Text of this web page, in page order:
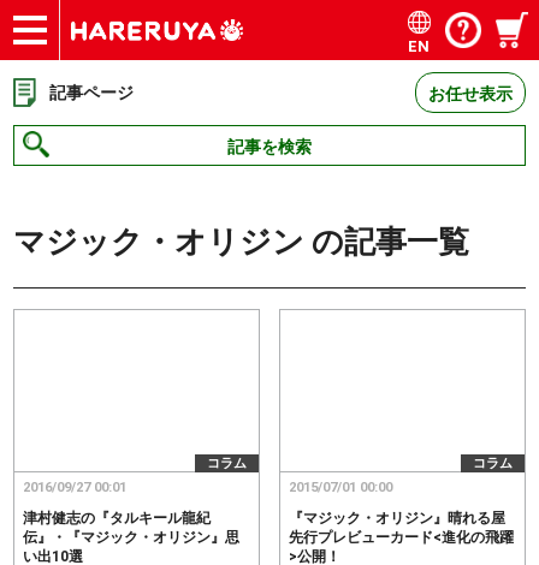
ショップ
買取
記事
デッキ検索
デッキ構築
選手一覧
店舗一覧
イベント
お問い合わせ
EN
記事ページ お任せ表示
記事を検索
マジック・オリジン の記事一覧
コラム
津村健志の『タルキール龍紀
伝』・『マジック・オリジン』思
い出10選
2016/09/27 00:01
コラム
『マジック・オリジン』晴れる屋
先行プレビューカード<進化の飛躍
>公開！
2015/07/01 00:00